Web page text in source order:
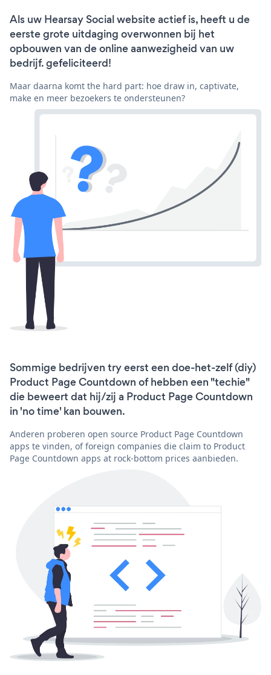
Als uw Hearsay Social website actief is, heeft u de
eerste grote uitdaging overwonnen bij het
opbouwen van de online aanwezigheid van uw
bedrijf. gefeliciteerd!
Maar daarna komt the hard part: hoe draw in, captivate,
make en meer bezoekers te ondersteunen?
Sommige bedrijven try eerst een doe-het-zelf (diy)
Product Page Countdown of hebben een "techie"
die beweert dat hij/zij a Product Page Countdown
in 'no time' kan bouwen.
Anderen proberen open source Product Page Countdown
apps te vinden, of foreign companies die claim to Product
Page Countdown apps at rock-bottom prices aanbieden.